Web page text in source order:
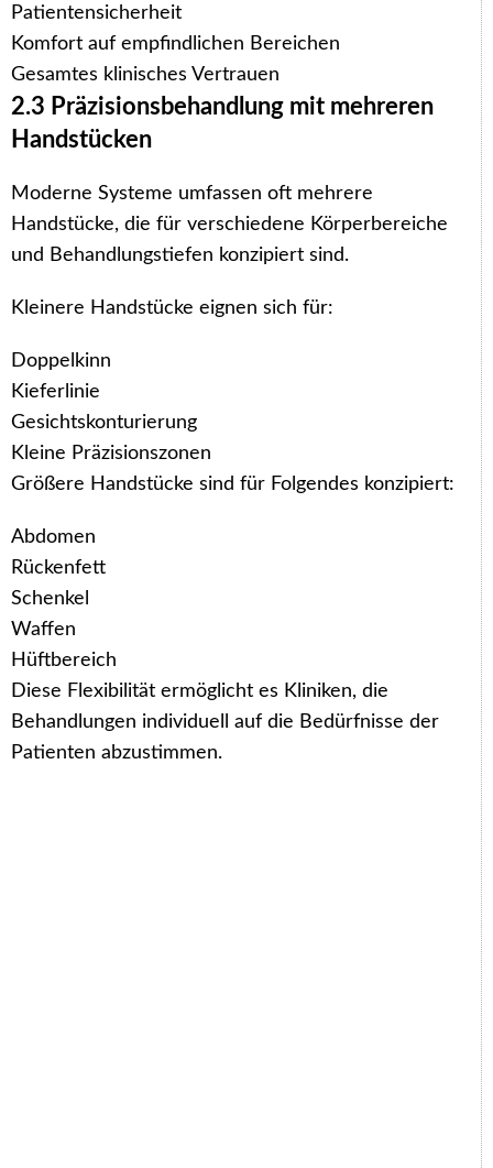
Patientensicherheit
Komfort auf empfindlichen Bereichen
Gesamtes klinisches Vertrauen
2.3 Präzisionsbehandlung mit mehreren
Handstücken
Moderne Systeme umfassen oft mehrere
Handstücke, die für verschiedene Körperbereiche
und Behandlungstiefen konzipiert sind.
Kleinere Handstücke eignen sich für:
Doppelkinn
Kieferlinie
Gesichtskonturierung
Kleine Präzisionszonen
Größere Handstücke sind für Folgendes konzipiert:
Abdomen
Rückenfett
Schenkel
Waffen
Hüftbereich
Diese Flexibilität ermöglicht es Kliniken, die
Behandlungen individuell auf die Bedürfnisse der
Patienten abzustimmen.